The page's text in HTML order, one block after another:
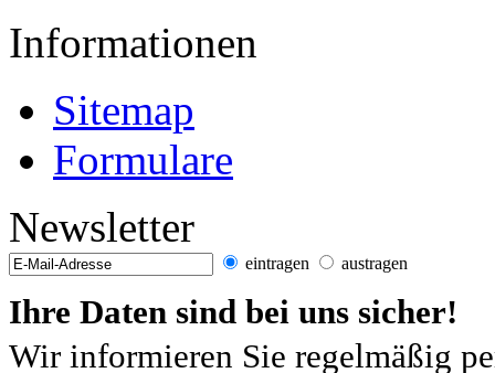
Informationen
Sitemap
Formulare
Newsletter
eintragen austragen
Ihre Daten sind bei uns sicher!
Wir informieren Sie regelmäßig